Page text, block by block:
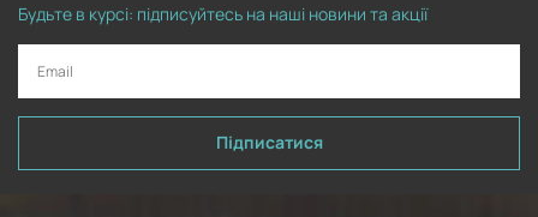
Будьте в курсі: підписуйтесь на наші новини та акції
Підписатися